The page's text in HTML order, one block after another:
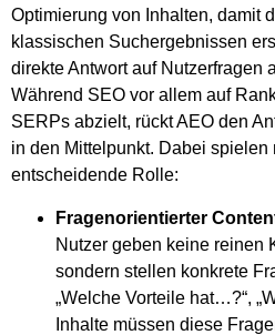
Optimierung von Inhalten, damit
klassischen Suchergebnissen
direkte Antwort auf Nutzerfragen
Während SEO vor allem auf
SERPs abzielt, rückt AEO den
in den Mittelpunkt. Dabei spielen
entscheidende Rolle:
Fragenorientierter
Nutzer geben keine reinen
sondern stellen konkrete
„Welche Vorteile hat…?“,
Inhalte müssen diese